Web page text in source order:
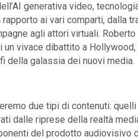
generativa video,
ai vari comparti, dalla
agli attori virtuali. Roberto
vivace dibattito a
della galassia dei nuovi media.
due tipi di contenuti:
dalle riprese della realtà
del prodotto audiovisivo